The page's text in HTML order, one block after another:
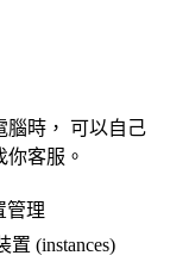
腦時， 可以自己
客服。
管理
置 (instances)